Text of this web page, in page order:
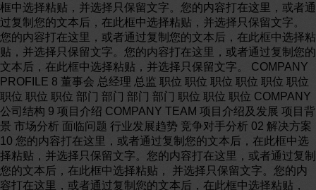
框中选择粘贴，并选择只保留文字。您的内容打在这里，或者通
过复制您的文本后，在此框中选择粘贴，并选择只保留文字。
您的内容打在这里，或者通过复制您的文本后，在此框中选择粘
贴，并选择只保留文字。您的内容打在这里，或者通过复制您的
文本后，在此框中选择粘贴，并选择只保留文字。 COMPANY
PROFILE 8 董事会 总经理 总监 职位 职位 职位 职位 职位 职位
职位 职位 职位 部门 部门 部门 部门 职位 职位 职位 COMPANY
公司结构 9 项目介绍 COMPANY TEAM 项目介绍及发展 项目背
景 市场分析 面临问题 行业发展趋势 竞争对手分析 02 解决方案
10 您的内容打在这里，或者通过复制您的文本后，在此框中选
择粘贴，并选择只保留文字。您的内容打在这里，或者通过复制
您的文本后，在此框中选择粘贴， 并选择只保留文字。您的内
容打在这里，或者通过复制您的文本后，在此框中选择粘贴，